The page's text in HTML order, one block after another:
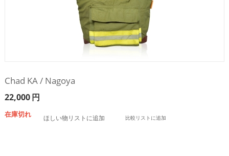
Chad KA / Nagoya
22,000円
在庫切れ ほしい物リストに追加 比較リストに追加